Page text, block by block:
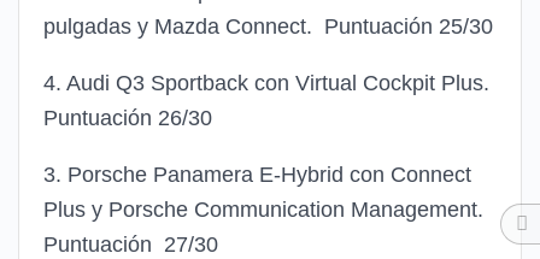
pulgadas y Mazda Connect. Puntuación 25/30
4. Audi Q3 Sportback con Virtual Cockpit Plus.
Puntuación 26/30
3. Porsche Panamera E-Hybrid con Connect
Plus y Porsche Communication Management.
Puntuación 27/30